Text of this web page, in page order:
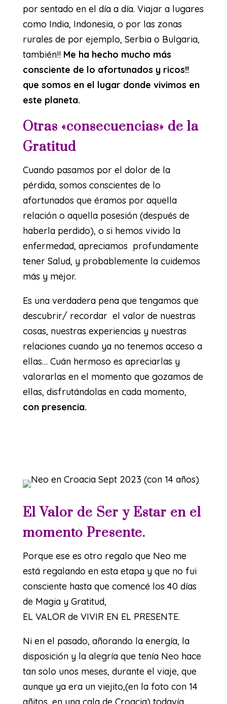
por sentado en el día a día. Viajar a lugares
como India, Indonesia, o por las zonas
rurales de por ejemplo, Serbia o Bulgaria,
también!! Me ha hecho mucho más
consciente de lo afortunados y ricos!!
que somos en el lugar donde vivimos en
este planeta.
Otras «consecuencias» de la
Gratitud
Cuando pasamos por el dolor de la
pérdida, somos conscientes de lo
afortunados que éramos por aquella
relación o aquella posesión (después de
haberla perdido), o si hemos vivido la
enfermedad, apreciamos profundamente
tener Salud, y probablemente la cuidemos
más y mejor.
Es una verdadera pena que tengamos que
descubrir/ recordar el valor de nuestras
cosas, nuestras experiencias y nuestras
relaciones cuando ya no tenemos acceso a
ellas… Cuán hermoso es apreciarlas y
valorarlas en el momento que gozamos de
ellas, disfrutándolas en cada momento,
con presencia.
El Valor de Ser y Estar en el
momento Presente.
Porque ese es otro regalo que Neo me
está regalando en esta etapa y que no fui
consciente hasta que comencé los 40 días
de Magia y Gratitud,
EL VALOR de VIVIR EN EL PRESENTE.
Ni en el pasado, añorando la energía, la
disposición y la alegría que tenía Neo hace
tan solo unos meses, durante el viaje, que
aunque ya era un viejito,(en la foto con 14